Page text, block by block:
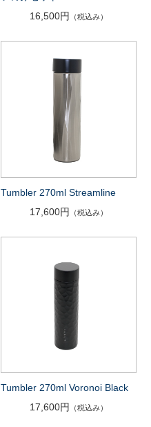
16,500円
（税込み）
Tumbler 270ml Streamline
17,600円
（税込み）
Tumbler 270ml Voronoi Black
17,600円
（税込み）